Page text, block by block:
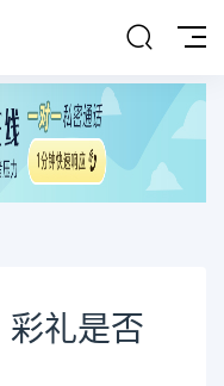
彩礼是否